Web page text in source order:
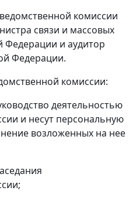
комиссии
связи и массовых
Федерации и аудитор
Федерации.
комиссии:
деятельностью
и несут персональную
возложенных на нее